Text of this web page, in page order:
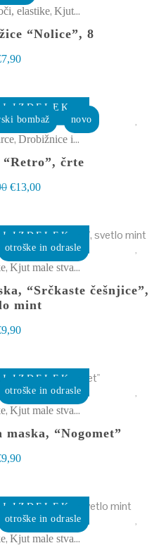
elastike, Kjut male stvarce
“Nolice”, 8
7,90
bombaž novo
IZDELEK
Ta
izdelek
ima
izberete
na
izdelka
, Drobižnice in toaletke
črte
Izvirna
je
bila:
€17,90.
€13,00Trenutna
je:
€13,00.
otroške in odrasle
IZDELEK
Ta
več
na
, Kjut male stvarce
“Srčkaste češnjice”,
mint
9,90
otroške in odrasle
IZDELEK
Ta
več
izberete
na
, Kjut male stvarce
“Nogomet”
9,90
otroške in odrasle
IZDELEK
Ta
, Kjut male stvarce